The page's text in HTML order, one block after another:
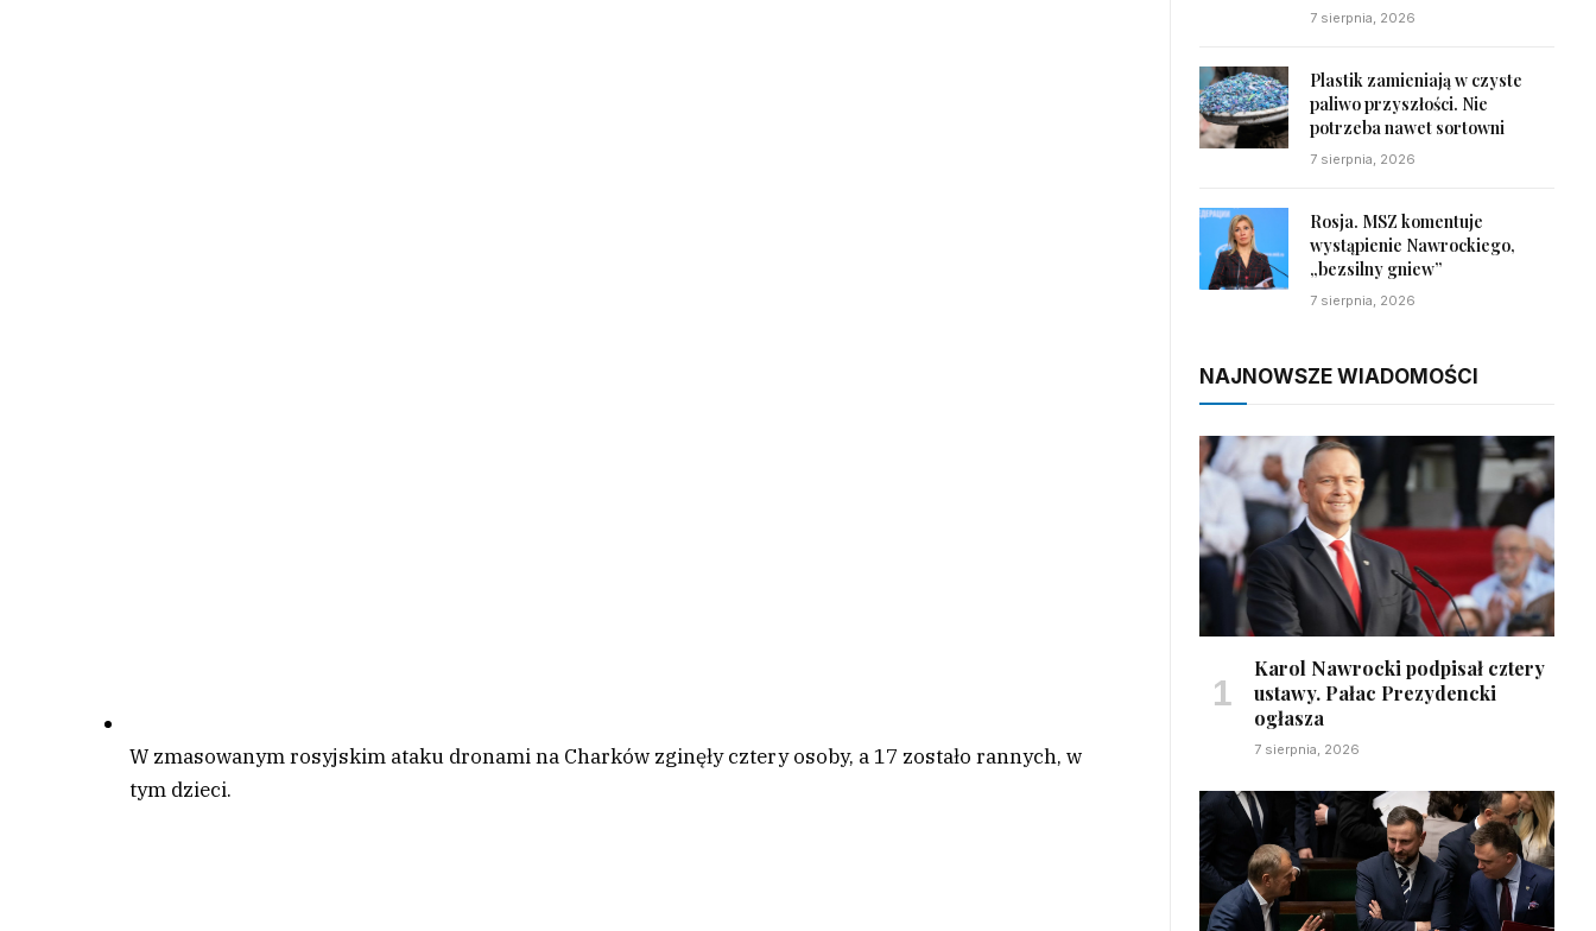
W zmasowanym rosyjskim ataku dronami na Charków zginęły cztery osoby, a 17 zostało rannych, w
tym dzieci.
7 sierpnia, 2026
Plastik zamieniają w czyste
paliwo przyszłości. Nie
potrzeba nawet sortowni
7 sierpnia, 2026
Rosja. MSZ komentuje
wystąpienie Nawrockiego,
„bezsilny gniew”
7 sierpnia, 2026
NAJNOWSZE WIADOMOŚCI
Karol Nawrocki podpisał cztery
ustawy. Pałac Prezydencki
ogłasza
7 sierpnia, 2026